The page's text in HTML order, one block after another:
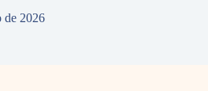
de 2026